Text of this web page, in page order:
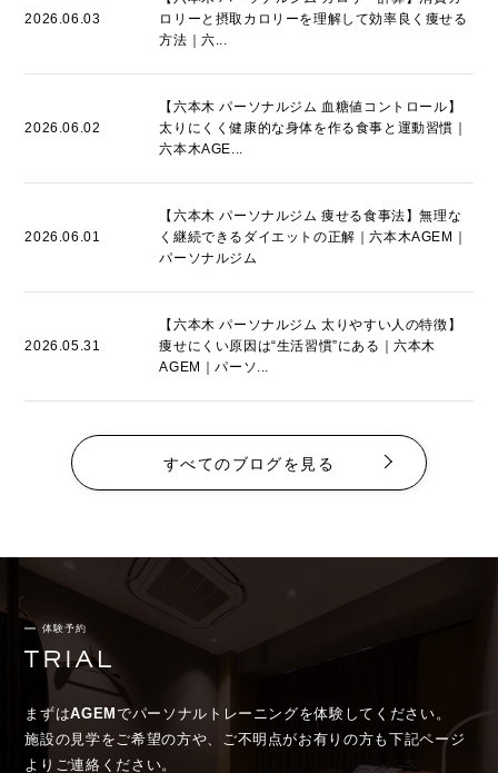
2026.06.03
ロリーと摂取カロリーを理解して効率良く痩せる
方法｜六...
2026.06.02
【六本木 パーソナルジム 血糖値コントロール】
太りにくく健康的な身体を作る食事と運動習慣｜
六本木AGE...
2026.06.01
【六本木 パーソナルジム 痩せる食事法】無理な
く継続できるダイエットの正解｜六本木AGEM｜
パーソナルジム
2026.05.31
【六本木 パーソナルジム 太りやすい人の特徴】
痩せにくい原因は“生活習慣”にある｜六本木
AGEM｜パーソ...
すべてのブログを見る
体験予約
まずはAGEM でパーソナルトレーニングを体験してください。
施設の見学をご希望の方や、ご不明点がお有りの方も下記ページ
よりご連絡ください。